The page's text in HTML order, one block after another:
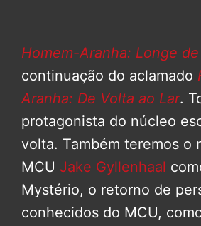
Homem-Aranha: Longe de
continuação do aclamado
Aranha: De Volta ao Lar.
protagonista do núcleo
volta. Também teremos o
MCU Jake Gyllenhaal
Mystério, o retorno de
conhecidos do MCU,